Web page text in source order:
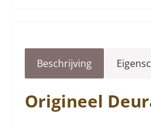
Beschrijving
Origineel